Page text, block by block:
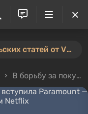
⚡️ Новый конкурс пользовательских статей от VGTimes — участвуйте тут ⚡️
В борьбу за покупку Warner Bros вступила Paramount — компания предложила больше, чем Netflix